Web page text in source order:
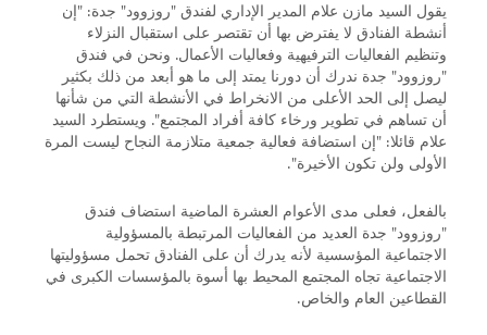
يقول السيد مازن علام المدير الإداري لفندق "روزوود" جدة: "إن
أنشطة الفنادق لا يفترض بها أن تقتصر على استقبال النزلاء
وتنظيم الفعاليات الترفيهية وفعاليات الأعمال. ونحن في فندق
"روزوود" جدة ندرك أن دورنا يمتد إلى ما هو أبعد من ذلك بكثير
ليصل إلى الحد الأعلى من الانخراط في الأنشطة التي من شأنها
أن تساهم في تطوير ورخاء كافة أفراد المجتمع". ويستطرد السيد
علام قائلا: "إن استضافة فعالية جمعية متلازمة النجاح ليست المرة
الأولى ولن تكون الأخيرة".
بالفعل، فعلى مدى الأعوام العشرة الماضية استضاف فندق
"روزوود" جدة العديد من الفعاليات المرتبطة بالمسؤولية
الاجتماعية المؤسسية لأنه يدرك أن على الفنادق تحمل مسؤوليتها
الاجتماعية تجاه المجتمع المحيط بها أسوة بالمؤسسات الكبرى في
القطاعين العام والخاص.